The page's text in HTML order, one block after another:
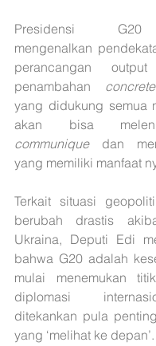
Presidensi G20
mengenalkan
perancangan
penambahan
yang didukung semua
akan bisa
communique dan
yang memiliki manfaat
Terkait situasi
berubah drastis
Ukraina, Deputi Edi
bahwa G20 adalah
mulai menemukan
diplomasi
ditekankan pula
yang ‘melihat ke depan’.